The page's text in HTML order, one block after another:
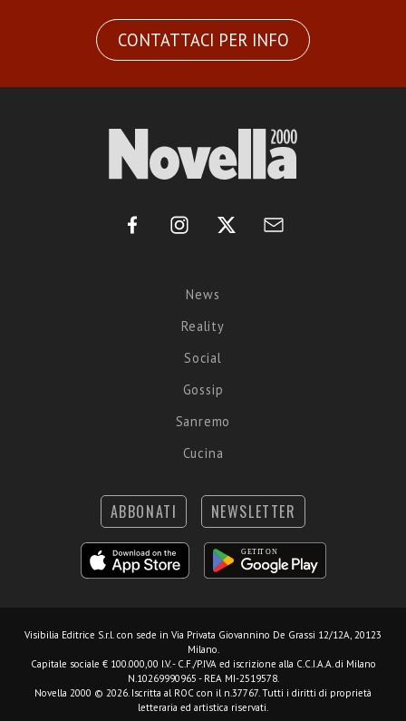
CONTATTACI PER INFO
News
Reality
Social
Gossip
Sanremo
Cucina
ABBONATI NEWSLETTER
Visibilia Editrice S.r.l. con sede in Via Privata Giovannino De Grassi 12/12A, 20123
Milano.
Capitale sociale € 100.000,00 I.V. - C.F./P.IVA ed iscrizione alla C.C.I.A.A. di Milano
N.10269990965 - REA MI-2519578.
Novella 2000 © 2026. Iscritta al ROC con il n.37767. Tutti i diritti di proprietà
letteraria ed artistica riservati.